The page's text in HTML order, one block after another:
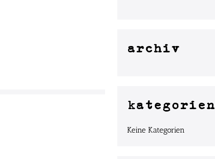
archiv
kategorien
Keine Kategorien